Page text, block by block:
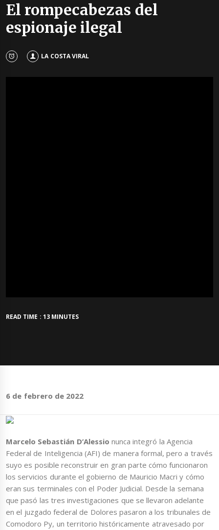
El rompecabezas del
espionaje ilegal
LA COSTA VIRAL
READ TIME : 13 MINUTES
6 de febrero de 2022
Marcelo Sebastián D’Alessio nunca integró la Agencia
Federal de Inteligencia (AFI) de manera formal, pero a través
suyo es posible reconstruir en gran parte cómo funcionaron
los servicios durante el gobierno de Mauricio Macri y cómo
eran sus terminales con el Poder Judicial. Desde la semana
que pasó las tres investigaciones que se llevaron adelante
en el juzgado federal de Dolores pasaron a los tribunales de
Comodoro Py, un territorio históricamente atravesado por